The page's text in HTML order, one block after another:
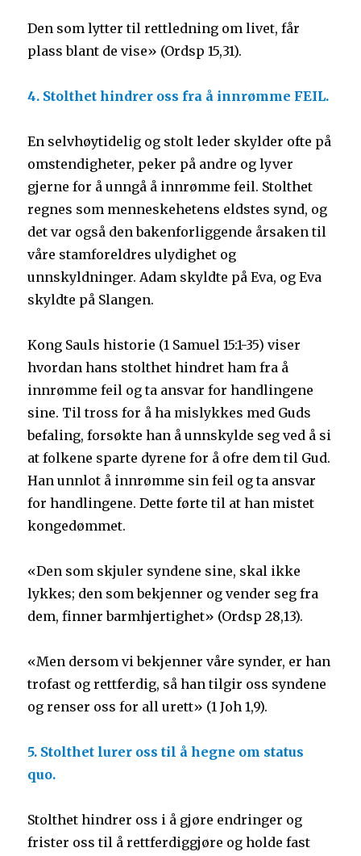
Den som lytter til rettledning om livet, får
plass blant de vise» (Ordsp 15,31).
4. Stolthet hindrer oss fra å innrømme FEIL.
En selvhøytidelig og stolt leder skylder ofte på
omstendigheter, peker på andre og lyver
gjerne for å unngå å innrømme feil. Stolthet
regnes som menneskehetens eldstes synd, og
det var også den bakenforliggende årsaken til
våre stamforeldres ulydighet og
unnskyldninger. Adam skyldte på Eva, og Eva
skyldte på Slangen.
Kong Sauls historie (1 Samuel 15:1-35) viser
hvordan hans stolthet hindret ham fra å
innrømme feil og ta ansvar for handlingene
sine. Til tross for å ha mislykkes med Guds
befaling, forsøkte han å unnskylde seg ved å si
at folkene sparte dyrene for å ofre dem til Gud.
Han unnlot å innrømme sin feil og ta ansvar
for handlingene. Dette førte til at han mistet
kongedømmet.
«Den som skjuler syndene sine, skal ikke
lykkes; den som bekjenner og vender seg fra
dem, finner barmhjertighet» (Ordsp 28,13).
«Men dersom vi bekjenner våre synder, er han
trofast og rettferdig, så han tilgir oss syndene
og renser oss for all urett» (1 Joh 1,9).
5. Stolthet lurer oss til å hegne om status
quo.
Stolthet hindrer oss i å gjøre endringer og
frister oss til å rettferdiggjøre og holde fast